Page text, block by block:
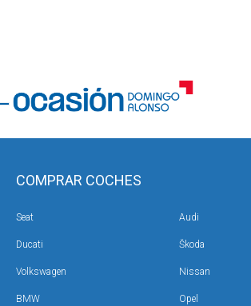
COMPRAR COCHES
Seat Audi
Ducati Škoda
Volkswagen Nissan
BMW Opel